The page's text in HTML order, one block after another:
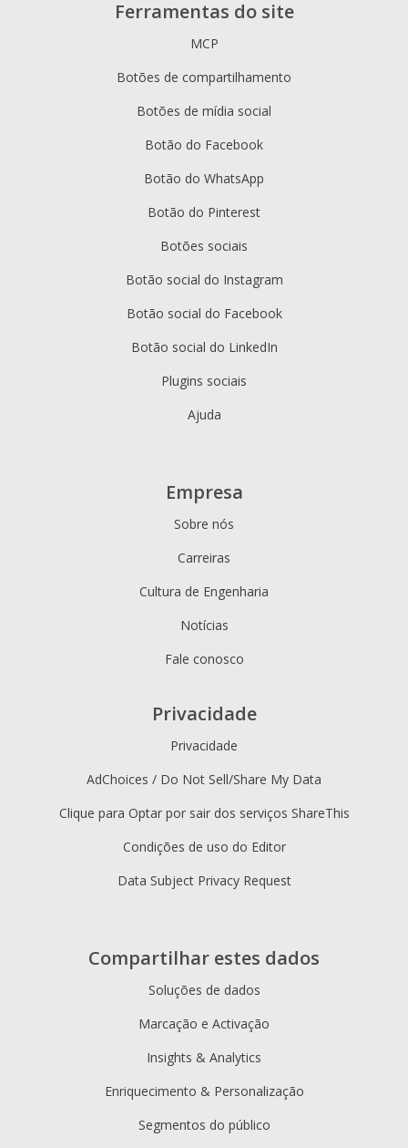
Ferramentas do site
MCP
Botões de compartilhamento
Botões de mídia social
Botão do Facebook
Botão do WhatsApp
Botão do Pinterest
Botões sociais
Botão social do Instagram
Botão social do Facebook
Botão social do LinkedIn
Plugins sociais
Ajuda
Compartilhar estes dados
Soluções de dados
Marcação e Activação
Insights & Analytics
Enriquecimento & Personalização
Segmentos do público
Empresa
Sobre nós
Carreiras
Cultura de Engenharia
Notícias
Fale conosco
Privacidade
Privacidade
AdChoices / Do Not Sell/Share My Data
Clique para Optar por sair dos serviços ShareThis
Condições de uso do Editor
Data Subject Privacy Request